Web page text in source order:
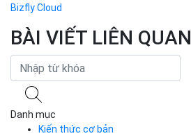
Bizfly Cloud
BÀI VIẾT LIÊN QUAN
Danh mục
Kiến thức cơ bản